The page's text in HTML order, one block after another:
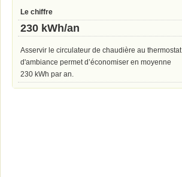
Le chiffre
230 kWh/an
Asservir le circulateur de chaudière au thermostat
d'ambiance permet d’économiser en moyenne
230 kWh par an.